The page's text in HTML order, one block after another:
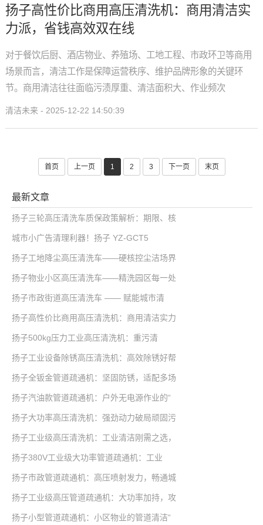
扬子高性价比商用高压清洗机：商用清洁实
力派，省钱高效双在线
对于餐饮后厨、酒店物业、养殖场、工地工程、市政环卫等商用
场景而言，清洁工作是保障运营秩序、维护品牌形象的关键环
节。商用清洁往往面临污渍厚重、清洁面积大、作业频次
清洁未来 - 2025-12-22 14:50:39
首页 上一页 1 2 3 下一页 末页
最新文章
扬子三轮高压清洗车质保政策解析：期限、核
城市小广告清理利器！扬子 YZ-GCT5
扬子工地降尘高压清洗车——硬核控尘洁场界
扬子物业小区高压清洗车——精洗园区每一处
扬子市政街道高压清洗车 —— 赋能城市清
扬子高性价比商用高压清洗机：商用清洁实力
扬子500kg压力工业高压清洗机：重污清
扬子工业设备除锈高压清洗机：高效除锈好帮
扬子全钣金管道疏通机：坚固防锈，适配多场
扬子汽油款管道疏通机：户外无电源作业的“
扬子大功率高压清洗机：强劲动力破局顽固污
扬子工业级高压清洗机：工业清洁刚需之选，
扬子380V工业级大功率管道疏通机：工业
扬子市政管道疏通机：高压喷射发力，畅通城
扬子工业级高压管道疏通机：大功率加持，攻
扬子小型管道疏通机：小区物业的管道清洁“